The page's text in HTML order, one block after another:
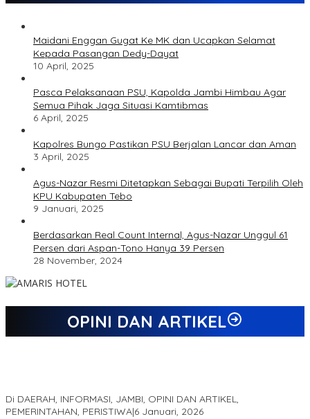
Maidani Enggan Gugat Ke MK dan Ucapkan Selamat
Kepada Pasangan Dedy-Dayat
10 April, 2025
Pasca Pelaksanaan PSU, Kapolda Jambi Himbau Agar
Semua Pihak Jaga Situasi Kamtibmas
6 April, 2025
Kapolres Bungo Pastikan PSU Berjalan Lancar dan Aman
3 April, 2025
Agus-Nazar Resmi Ditetapkan Sebagai Bupati Terpilih Oleh
KPU Kabupaten Tebo
9 Januari, 2025
Berdasarkan Real Count Internal, Agus-Nazar Unggul 61
Persen dari Aspan-Tono Hanya 39 Persen
28 November, 2024
OPINI DAN ARTIKEL
Di DAERAH, INFORMASI, JAMBI, OPINI DAN ARTIKEL,
PEMERINTAHAN, PERISTIWA|6 Januari, 2026